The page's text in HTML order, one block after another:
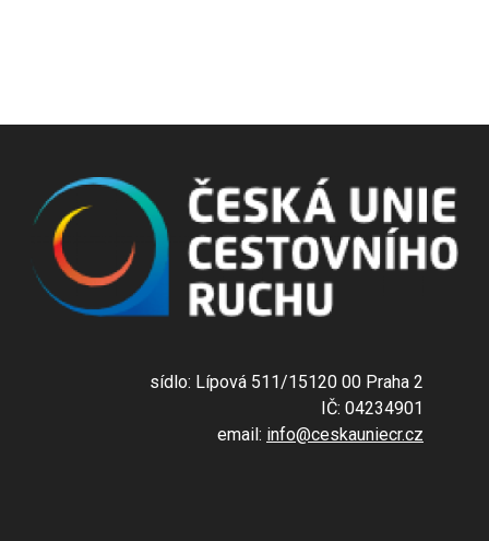
sídlo: Lípová 511/15120 00 Praha 2
IČ: 04234901
email: info@ceskauniecr.cz